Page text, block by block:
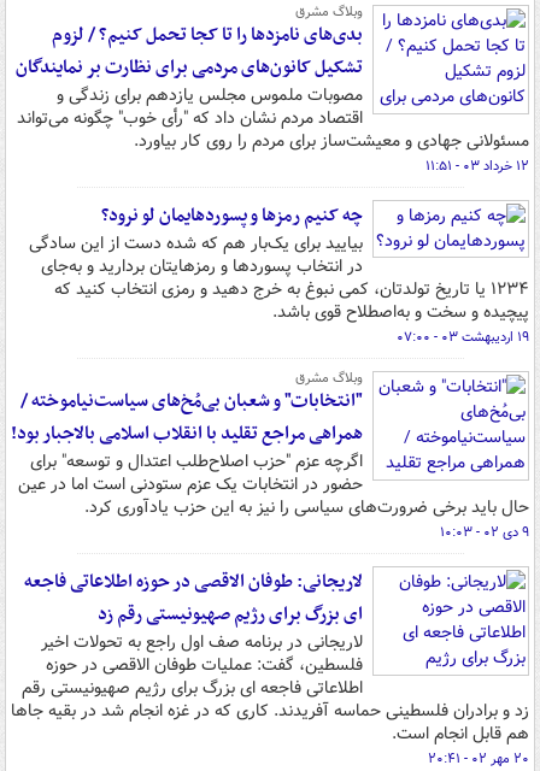
وبلاگ مشرق
بدی‌های نامزدها را تا کجا تحمل کنیم؟ / لزوم
تشکیل کانون‌های مردمی برای نظارت بر نمایندگان
مصوبات ملموس مجلس یازدهم برای زندگی و
اقتصاد مردم نشان داد که "رأی خوب" چگونه می‌تواند
مسئولانی جهادی و معیشت‌ساز برای مردم را روی کار بیاورد.
۱۲ خرداد ۰۳ - ۱۱:۵۱
چه کنیم رمزها و پسوردهایمان لو نرود؟
بیایید برای یک‌بار هم که شده دست از این سادگی
در انتخاب پسوردها و رمزهایتان بردارید و به‌جای
۱۲۳۴ یا تاریخ تولدتان، کمی نبوغ به خرج دهید و رمزی انتخاب کنید که
پیچیده و سخت و به‌اصطلاح قوی باشد.
۱۹ اردیبهشت ۰۳ - ۰۷:۰۰
وبلاگ مشرق
"انتخابات" و شعبان بی‌مُخ‌های سیاست‌نیاموخته /
همراهی مراجع تقلید با انقلاب اسلامی بالاجبار بود!
اگرچه عزم "حزب اصلاح‌طلب اعتدال و توسعه" برای
حضور در انتخابات یک عزم ستودنی است اما در عین
حال باید برخی ضرورت‌های سیاسی را نیز به این حزب یادآوری کرد.
۹ دی ۰۲ - ۱۰:۰۳
لاریجانی: طوفان الاقصی در حوزه اطلاعاتی فاجعه
ای بزرگ برای رژیم صهیونیستی رقم زد
لاریجانی در برنامه صف اول راجع به تحولات اخیر
فلسطین، گفت: عملیات طوفان الاقصی در حوزه
اطلاعاتی فاجعه ای بزرگ برای رژیم صهیونیستی رقم
زد و برادران فلسطینی حماسه آفریدند. کاری که در غزه انجام شد در بقیه جاها
هم قابل انجام است.
۲۰ مهر ۰۲ - ۲۰:۴۱